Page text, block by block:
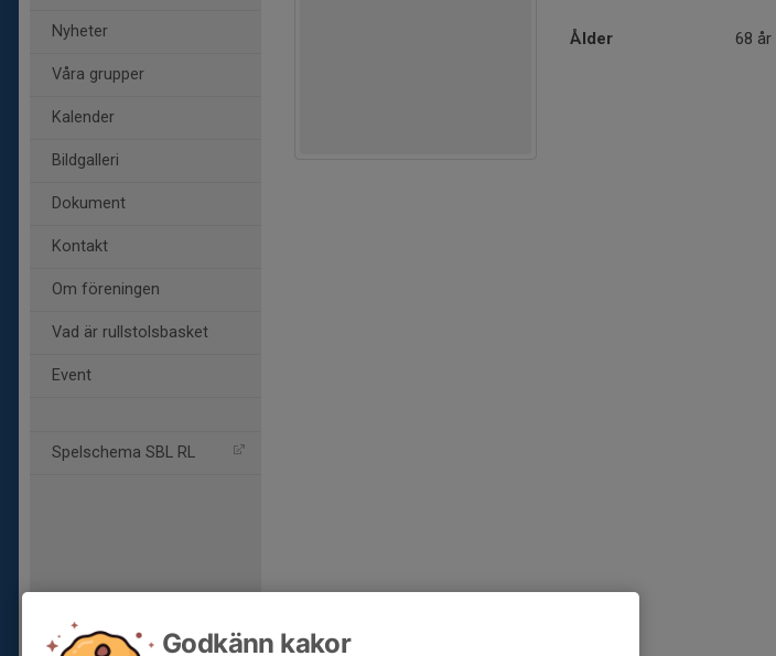
Nyheter
Våra grupper
Kalender
Bildgalleri
Dokument
Kontakt
Om föreningen
Vad är rullstolsbasket
Event
Spelschema SBL RL
Ålder 68 år
Godkänn kakor